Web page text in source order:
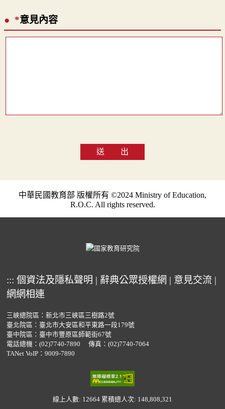
*意見內容
送 出
中華民國教育部 版權所有 ©2024 Ministry of Education,
R.O.C. All rights reserved.
::: 個資法及隱私聲明 | 辭典公眾授權網 | 意見交流 |
網網相連
三峽總院區：新北市三峽區三樹路2號
臺北院區：臺北市大安區和平東路一段179號
臺中院區：臺中市豐原區師範街67號
電話總機： (02)7740-7890
傳真：(02)7740-7064
TANet VoIP：9009-7890
線上人數: 12664 累積總人次: 148,808,321